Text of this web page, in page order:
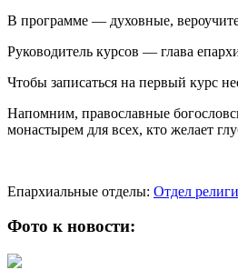
В программе — духовные,
Руководитель курсов — глава
Чтобы записаться на первый курс
Напомним, православные
монастырем для всех, кто желает
Епархиальные отделы: Отдел
Фото к новости: